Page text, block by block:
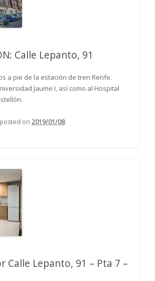
Calle Lepanto, 91
a pie de la estación de tren Renfe.
Jaume I, así como al Hospital
on 2019/01/08.
Calle Lepanto, 91 – Pta 7 –